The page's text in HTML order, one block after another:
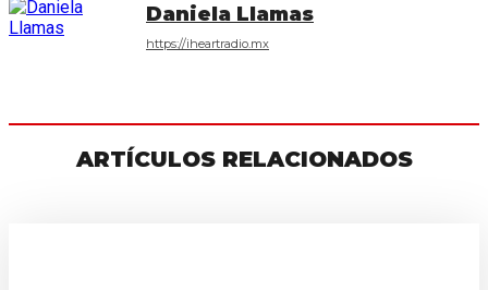
Daniela Llamas
https://iheartradio.mx
ARTÍCULOS RELACIONADOS